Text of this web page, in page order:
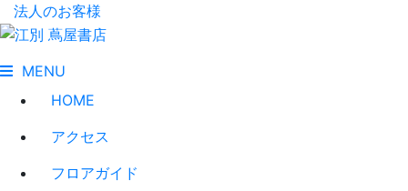
法人のお客様
MENU
HOME
アクセス
フロアガイド